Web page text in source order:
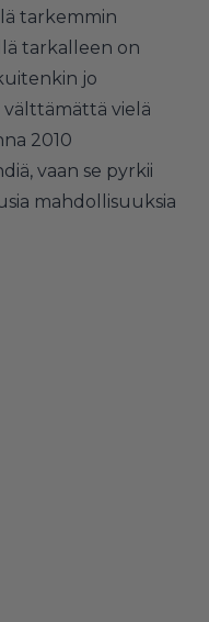
tarkemmin
tarkalleen on
jo
vielä
2010
vaan se pyrkii
mahdollisuuksia